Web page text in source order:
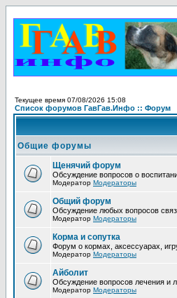
Текущее время 07/08/2026 15:08
Список форумов ГавГав.Инфо :: Форум
Общие форумы
Щенячий форум
Обсуждение вопросов о
Модератор Модераторы
Общий форум
Обсуждение любых вопросов
Модератор Модераторы
Корма и сопутка
Форум о кормах, аксессуарах,
Модератор Модераторы
Айболит
Обсуждение вопросов лечения и
Модератор Модераторы